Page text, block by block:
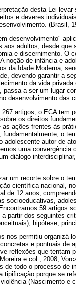
desta Lei
e deveres
(Brasil,
desenvolvimento"
aos adultos, desde
e discernimento. O
noção de infância e
da Idade Moderna,
devendo garantir a
da vida
passa a ser um lugar
desenvolvimento das
artigos, o ECA tem
os direitos
as ações frentes às
fundamentalmente, o
adolescente autor de
uma
diálogo
um recorte sobre o
científica nacional,
de 12 anos,
socioeducativas,
59 artigos
partir dos seguintes
hipótese,
nos permitiu organizá-
e pontuais de
reflexões que tentam
e col., 2008;
de todo o processo de
tipificação porque se
(Nascimento e